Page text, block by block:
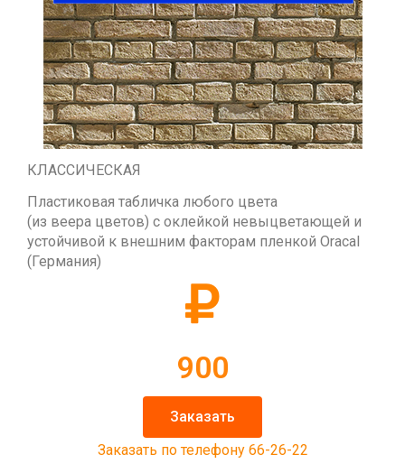
КЛАССИЧЕСКАЯ
Пластиковая табличка любого цвета
(из веера цветов) с оклейкой невыцветающей и
устойчивой к внешним факторам пленкой Oracal
(Германия)
900
Заказать
Заказать по телефону 66-26-22